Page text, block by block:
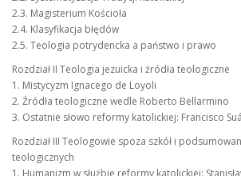
2.3. Magisterium Kościoła
2.4. Klasyfikacja błędów
2.5. Teologia potrydencka a państwo i prawo
Rozdział II Teologia jezuicka i źródła teologiczne
1. Mistycyzm Ignacego de Loyoli
2. Źródła teologiczne wedle Roberto Bellarmino
3. Ostatnie słowo reformy katolickiej: Francisco
Rozdział III Teologowie spoza szkół i
teologicznych
1. Humanizm w służbie reformy katolickiej: